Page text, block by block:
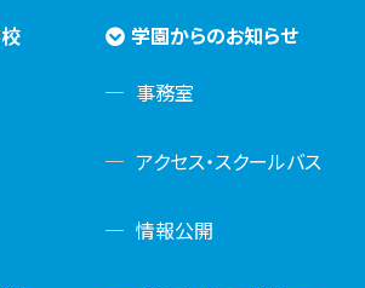
学園からのお知らせ
事務室
アクセス・スクールバス
情報公開